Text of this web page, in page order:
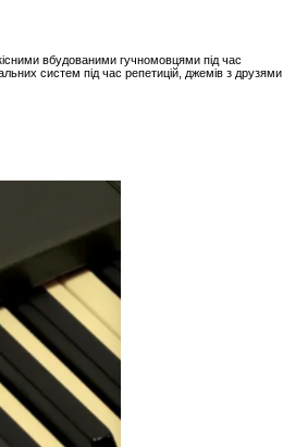
вбудованими гучномовцями під час
систем під час репетицій, джемів з друзями